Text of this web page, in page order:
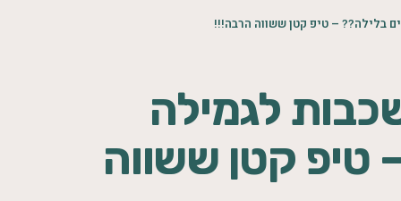
בלילה?? – טיפ קטן ששווה הרבה!!!
לגמילה
טיפ קטן ששווה